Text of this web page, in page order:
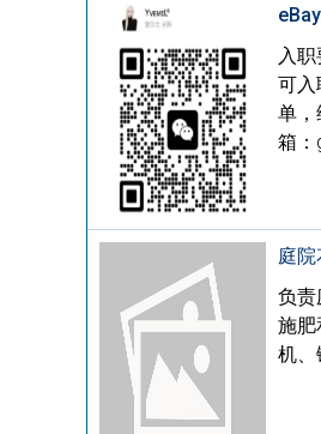
入
可入
单，
箱：
庭
负责
施肥
机、